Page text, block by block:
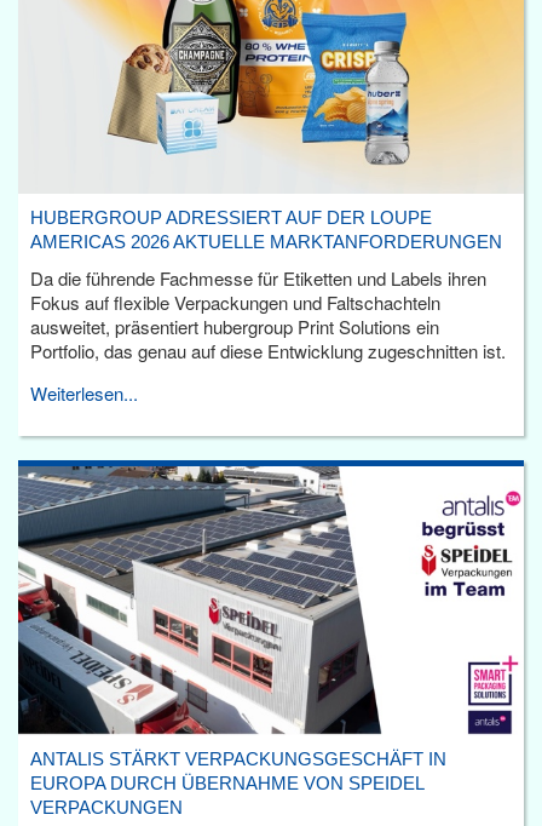
HUBERGROUP ADRESSIERT AUF DER LOUPE
AMERICAS 2026 AKTUELLE MARKTANFORDERUNGEN
Da die führende Fachmesse für Etiketten und Labels ihren
Fokus auf flexible Verpackungen und Faltschachteln
ausweitet, präsentiert hubergroup Print Solutions ein
Portfolio, das genau auf diese Entwicklung zugeschnitten ist.
Weiterlesen...
ANTALIS STÄRKT VERPACKUNGSGESCHÄFT IN
EUROPA DURCH ÜBERNAHME VON SPEIDEL
VERPACKUNGEN